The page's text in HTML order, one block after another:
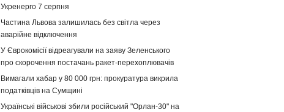
Укренерго 7 серпня
Частина Львова залишилась без світла через
аварійне відключення
У Єврокомісії відреагували на заяву Зеленського
про скорочення постачань ракет-перехоплювачів
Вимагали хабар у 80 000 грн: прокуратура викрила
податківців на Сумщині
Українські військові збили російський "Орлан-30" на